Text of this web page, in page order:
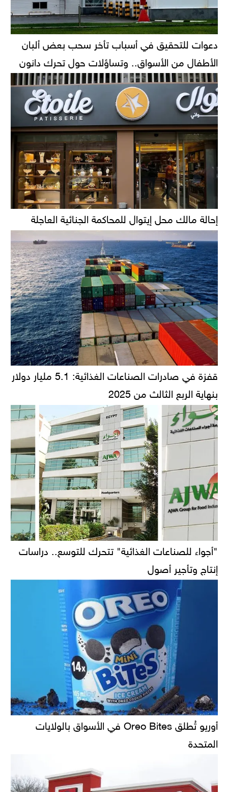
دعوات للتحقيق في أسباب تأخر سحب بعض ألبان
الأطفال من الأسواق.. وتساؤلات حول تحرك دانون
إحالة مالك محل إيتوال للمحاكمة الجنائية العاجلة
قفزة في صادرات الصناعات الغذائية: 5.1 مليار دولار
بنهاية الربع الثالث من 2025
"أجواء للصناعات الغذائية" تتحرك للتوسع.. دراسات
إنتاج وتأجير أصول
أوريو تُطلق Oreo Bites في الأسواق بالولايات
المتحدة